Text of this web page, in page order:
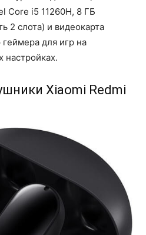
Core i5 11260H, 8 ГБ
2 слота) и видеокарта
для игр на
настройках.
Xiaomi Redmi